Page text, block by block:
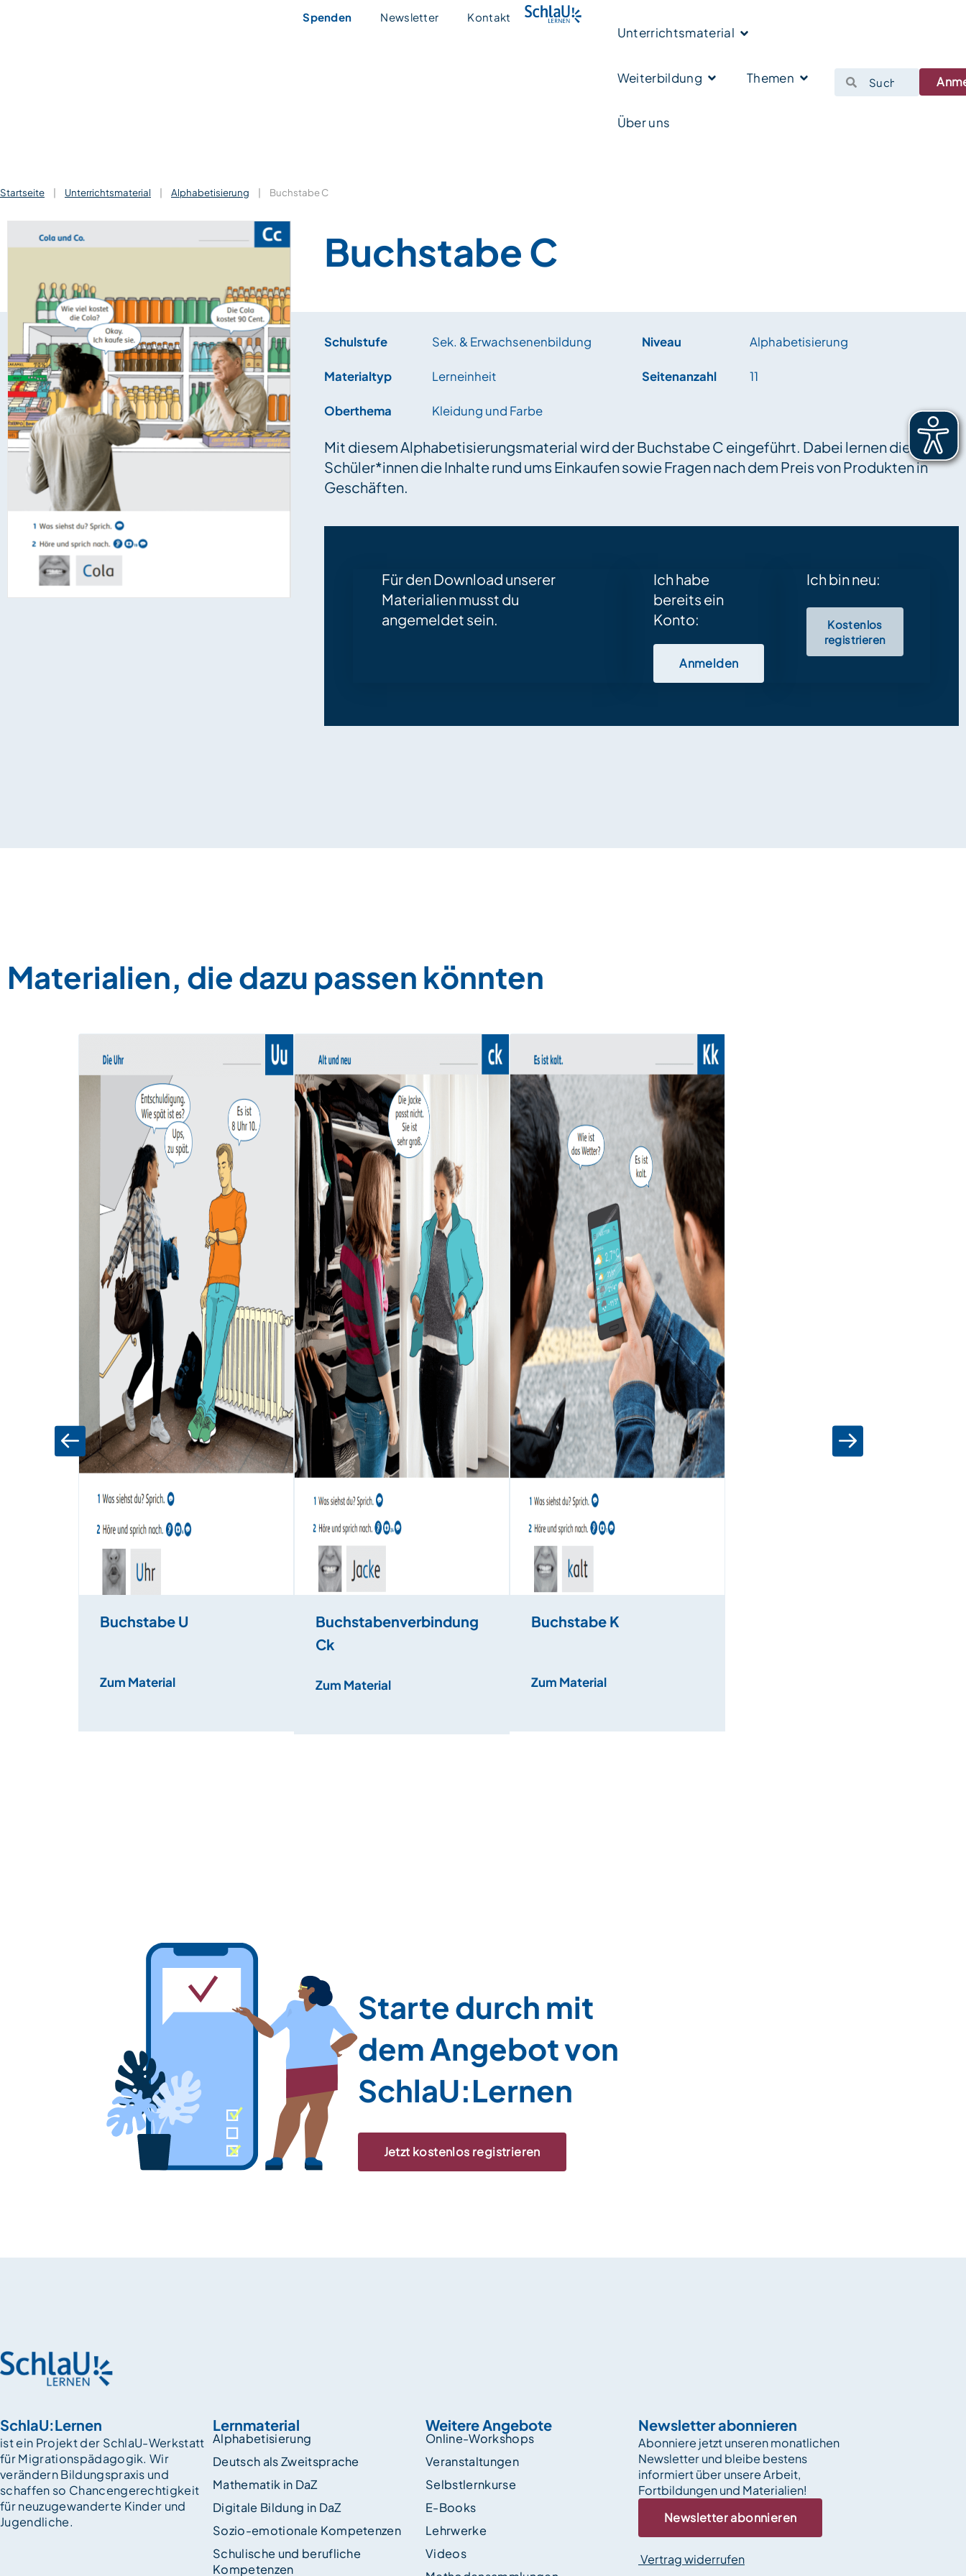
Spenden Newsletter Kontakt
Unterrichtsmaterial
Weiterbildung Themen
Über uns
Startseite | Unterrichtsmaterial | Alphabetisierung | Buchstabe C
Buchstabe C
Schulstufe Sek. & Erwachsenenbildung
Materialtyp Lerneinheit
Oberthema Kleidung und Farbe
Niveau Alphabetisierung
Seitenanzahl 11
Mit diesem Alphabetisierungsmaterial wird der Buchstabe C eingeführt. Dabei lernen die
Schüler*innen die Inhalte rund ums Einkaufen sowie Fragen nach dem Preis von Produkten in
Geschäften.
Für den Download unserer
Materialien musst du
angemeldet sein.
Ich habe
bereits ein
Konto:
Anmelden
Ich bin neu:
Kostenlos
registrieren
Materialien, die dazu passen könnten
Buchstabe U
Zum Material
Buchstabenverbindung
Ck
Zum Material
Buchstabe K
Zum Material
Starte durch mit
dem Angebot von
SchlaU:Lernen
Jetzt kostenlos registrieren
SchlaU:Lernen
ist ein Projekt der SchlaU-Werkstatt
für Migrationspädagogik. Wir
verändern Bildungspraxis und
schaffen so Chancen­gerechtigkeit
für neuzugewanderte Kinder und
Jugendliche.
Lernmaterial
Alphabetisierung
Deutsch als Zweitsprache
Mathematik in DaZ
Digitale Bildung in DaZ
Sozio-emotionale Kompetenzen
Schulische und berufliche
Kompetenzen
Weitere Angebote
Online-Workshops
Veranstaltungen
Selbstlernkurse
E-Books
Lehrwerke
Videos
Newsletter abonnieren
Abonniere jetzt unseren monatlichen
Newsletter und bleibe bestens
informiert über unsere Arbeit,
Fortbildungen und Materialien!
Newsletter abonnieren
Vertrag widerrufen